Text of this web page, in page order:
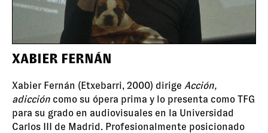
XABIER FERNÁN
Xabier Fernán (Etxebarri, 2000) dirige Acción,
adicción como su ópera prima y lo presenta como TFG
para su grado en audiovisuales en la Universidad
Carlos III de Madrid. Profesionalmente posicionado